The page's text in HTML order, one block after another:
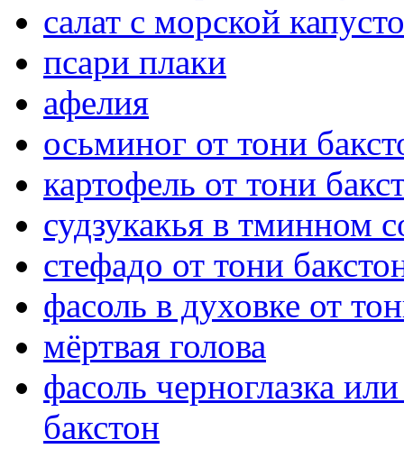
салат с морской
псари плаки
афелия
осьминог от тони
картофель от тони
судзукакья в тминном
стефадо от тони
фасоль в духовке от
мёртвая голова
фасоль черноглазка
бакстон